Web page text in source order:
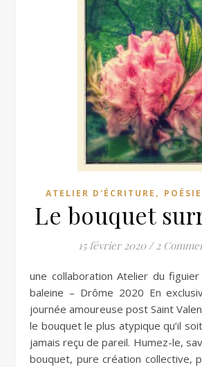
ATELIER D'ÉCRITURE , POÉSIE
Le bouquet
15 février 2020 / 2
une collaboration Atelier du figuier et Ventre de la
baleine – Drôme 2020 En
journée amoureuse post Saint
le bouquet le plus atypique qu’il
jamais reçu de pareil. Humez-le,
bouquet, pure création collective,